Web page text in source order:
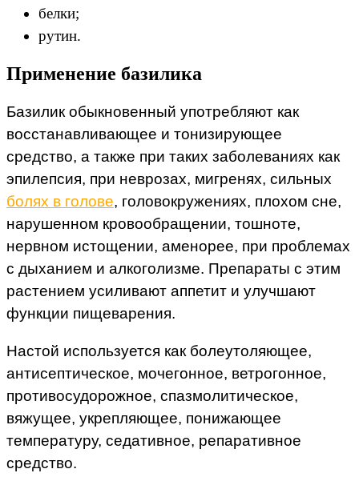
белки;
рутин.
Применение базилика
Базилик обыкновенный употребляют как
восстанавливающее и тонизирующее
средство, а также при таких заболеваниях как
эпилепсия, при неврозах, мигренях, сильных
болях в голове, головокружениях, плохом сне,
нарушенном кровообращении, тошноте,
нервном истощении, аменорее, при проблемах
с дыханием и алкоголизме. Препараты с этим
растением усиливают аппетит и улучшают
функции пищеварения.
Настой используется как болеутоляющее,
антисептическое, мочегонное, ветрогонное,
противосудорожное, спазмолитическое,
вяжущее, укрепляющее, понижающее
температуру, седативное, репаративное
средство.